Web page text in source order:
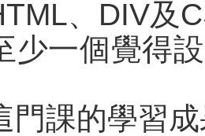
、DIV及
少一個覺得
門課的學習